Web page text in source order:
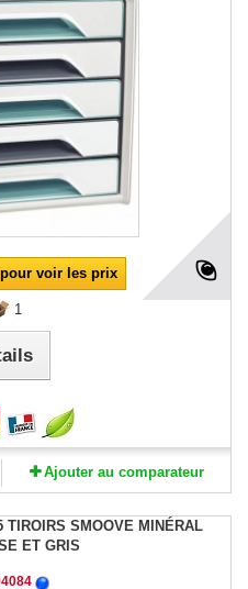
voir les prix
1
Ajouter au comparateur
TIROIRS SMOOVE MINÉRAL
ET GRIS